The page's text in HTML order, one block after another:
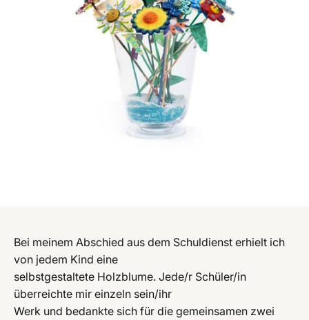
Bei meinem Abschied aus dem Schuldienst erhielt ich
von jedem Kind eine
selbstgestaltete Holzblume. Jede/r Schüler/in
überreichte mir einzeln sein/ihr
Werk und bedankte sich für die gemeinsamen zwei